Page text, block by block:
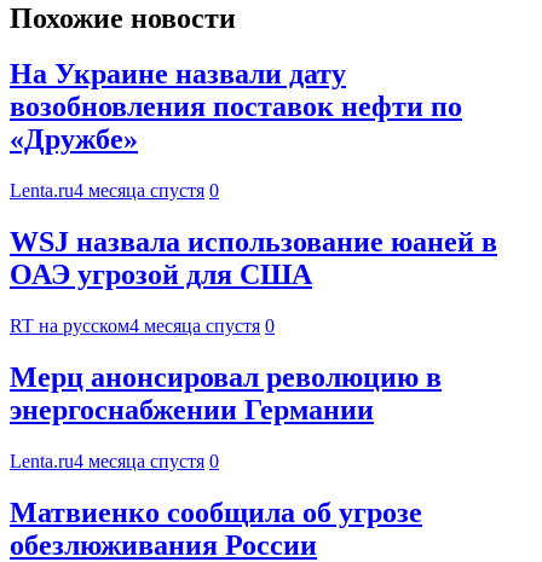
Похожие новости
На Украине назвали дату
возобновления поставок нефти по
«Дружбе»
Lenta.ru4 месяца спустя 0
WSJ назвала использование юаней в
ОАЭ угрозой для США
RT на русском4 месяца спустя 0
Мерц анонсировал революцию в
энергоснабжении Германии
Lenta.ru4 месяца спустя 0
Матвиенко сообщила об угрозе
обезлюживания России